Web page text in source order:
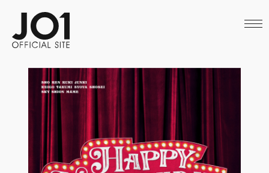
SCHEDULE
DISCOGRAPHY
ARCHIVES
OFFICIAL STORE
LAPONE STORE